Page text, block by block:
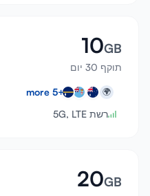
10GB
תוקף 30 יום
🌍
+
5
רשת 5G, LTE
20GB